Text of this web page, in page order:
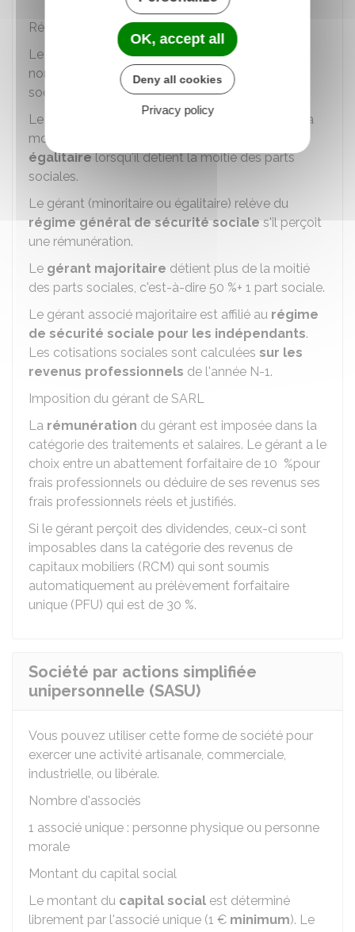
Régime social du gérant de SARL
Le régime social du gérant associé dépend du
nombre de parts sociales qu'il détient dans la
société.
Le gérant est
minoritaire s'il détient moins de la
moitié des parts sociales de la société. Il est
égalitairelorsqu'il détient la moitié des parts
sociales.
Le gérant (minoritaire ou égalitaire) relève du
régime général de sécurité sociales'il perçoit
une rémunération.
Le gérant majoritaire détient plus de la moitié
des parts sociales, c'est-à-dire 50 %+ 1 part sociale.
Le gérant associé majoritaire est affilié au régime
de sécurité sociale pour les indépendants.
Les cotisations sociales sont calculées sur les
revenus professionnels de l'année N-1.
Imposition du gérant de SARL
La rémunération du gérant est imposée dans la
catégorie des traitements et salaires. Le gérant a le
choix entre un abattement forfaitaire de 10 %pour
frais professionnels ou déduire de ses revenus ses
frais professionnels réels et justifiés.
Si le gérant perçoit des dividendes, ceux-ci sont
imposables dans la catégorie des revenus de
capitaux mobiliers (RCM) qui sont soumis
automatiquement au prélèvement forfaitaire
unique (PFU) qui est de 30 %.
Société par actions simplifiée
unipersonnelle (SASU)
Vous pouvez utiliser cette forme de société pour
exercer une activité artisanale, commerciale,
industrielle, ou libérale.
Nombre d'associés
1 associé unique : personne physique ou personne
morale
Montant du capital social
Le montant du capital social est déterminé
librement par l'associé unique (1 € minimum). Le
OK, accept all
Deny all cookies
Privacy policy